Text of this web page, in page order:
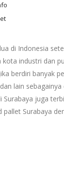
di Indonesia
kota industri dan
berdiri banyak
lain sebagainya
Surabaya juga
pallet Surabaya